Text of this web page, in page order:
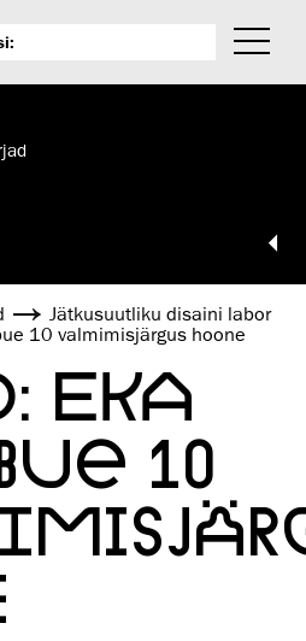
Jätkusuutliku disaini labor
10 valmimisjärgus hoone
EKA
10